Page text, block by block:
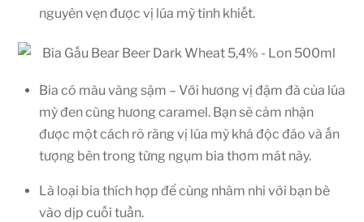
nguyên vẹn được vị lúa mỳ tinh khiết.
Bia có màu vàng sậm – Với hương vị đậm đà của lúa
mỳ đen cùng hương caramel. Bạn sẽ cảm nhận
được một cách rõ ràng vị lúa mỳ khá độc đáo và ấn
tượng bên trong từng ngụm bia thơm mát này.
Là loại bia thích hợp để cùng nhâm nhi với bạn bè
vào dịp cuối tuần.